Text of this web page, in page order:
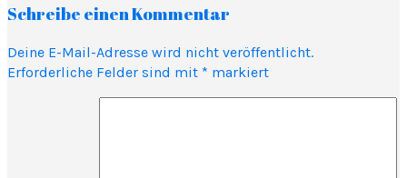
Schreibe einen Kommentar
Deine E-Mail-Adresse wird nicht veröffentlicht.
Erforderliche Felder sind mit * markiert